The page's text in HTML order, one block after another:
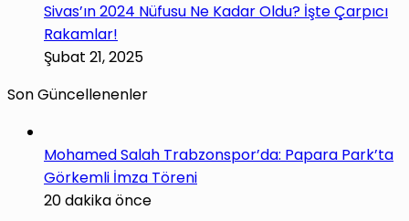
Sivas’ın 2024 Nüfusu Ne Kadar Oldu? İşte Çarpıcı
Rakamlar!
Şubat 21, 2025
Son Güncellenenler
Mohamed Salah Trabzonspor’da: Papara Park’ta
Görkemli İmza Töreni
20 dakika önce